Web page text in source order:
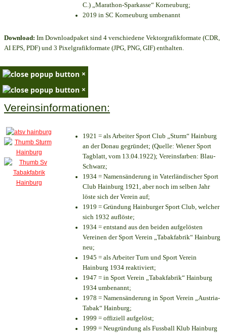
C.) „Marathon-Sparkasse“ Korneuburg;
2019 in SC Korneuburg umbenannt
Download: Im Downloadpaket sind 4 verschiedene Vektorgrafikformate (CDR,
AI EPS, PDF) und 3 Pixelgrafikformate (JPG, PNG, GIF) enthalten.
×
×
Vereinsinformationen:
1921 = als Arbeiter Sport Club „Sturm“ Hainburg
an der Donau gegründet; (Quelle: Wiener Sport
Tagblatt, vom 13.04.1922); Vereinsfarben: Blau-
Schwarz;
1934 = Namensänderung in Vaterländischer Sport
Club Hainburg 1921, aber noch im selben Jahr
löste sich der Verein auf;
1919 = Gründung Hainburger Sport Club, welcher
sich 1932 auflöste;
1934 = entstand aus den beiden aufgelösten
Vereinen der Sport Verein „Tabakfabrik“ Hainburg
neu;
1945 = als Arbeiter Turn und Sport Verein
Hainburg 1934 reaktiviert;
1947 = in Sport Verein „Tabakfabrik“ Hainburg
1934 umbenannt;
1978 = Namensänderung in Sport Verein „Austria-
Tabak“ Hainburg;
1999 = offiziell aufgelöst;
1999 = Neugründung als Fussball Klub Hainburg